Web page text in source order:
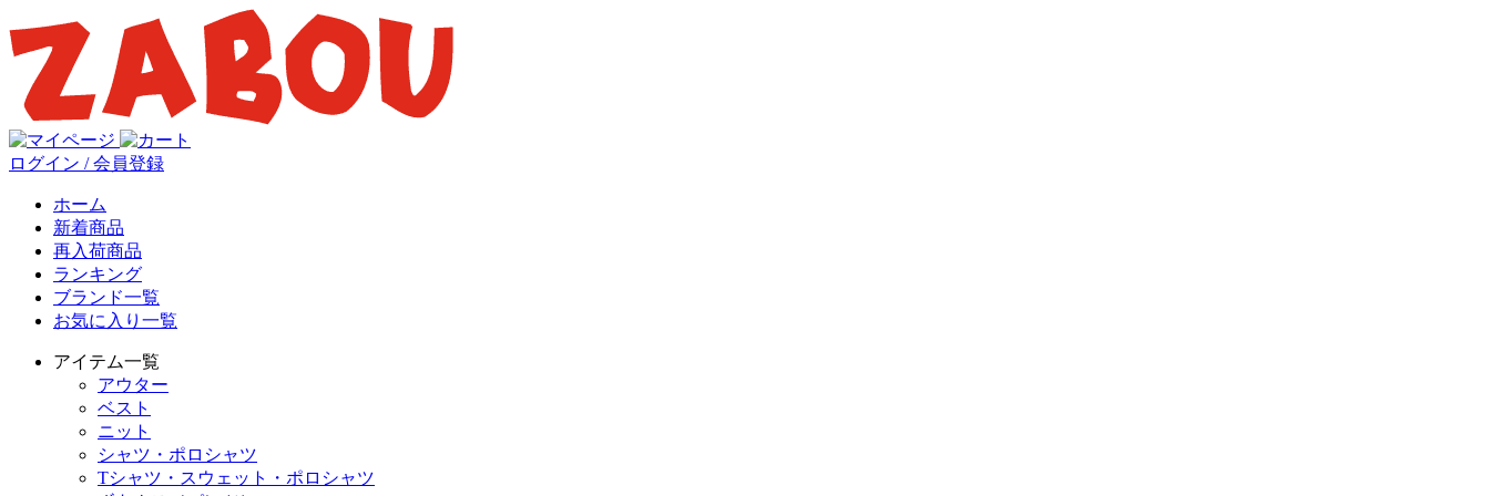
ログイン / 会員登録
ホーム
新着商品
再入荷商品
ランキング
ブランド一覧
お気に入り一覧
アイテム一覧
アウター
ベスト
ニット
シャツ・ポロシャツ
Tシャツ・スウェット・ポロシャツ